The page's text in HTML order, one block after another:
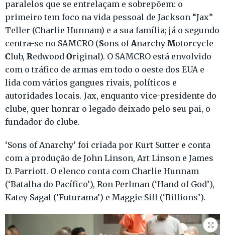
paralelos que se entrelaçam e sobrepõem: o
primeiro tem foco na vida pessoal de Jackson “Jax”
Teller (Charlie Hunnam) e a sua família; já o segundo
centra-se no SAMCRO (Sons ofAnarchy Motorcycle
Club, Redwood Original). O SAMCRO está envolvido
com o tráfico de armas em todo o oeste dos EUA e
lida com vários gangues rivais, políticos e
autoridades locais. Jax, enquanto vice-presidente do
clube, quer honrar o legado deixado pelo seu pai, o
fundador do clube.
‘Sons of Anarchy’ foi criada por Kurt Sutter e conta
com a produção de John Linson, Art Linson e James
D. Parriott. O elenco conta com Charlie Hunnam
(‘Batalha do Pacífico’), Ron Perlman (‘Hand of God’),
Katey Sagal (‘Futurama’) e Maggie Siff (‘Billions’).